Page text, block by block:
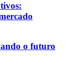
o futuro